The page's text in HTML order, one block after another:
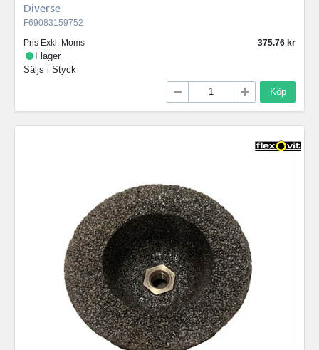
Diverse
F69083159752
Pris Exkl. Moms
375.76
I lager
Säljs i Styck
Köp